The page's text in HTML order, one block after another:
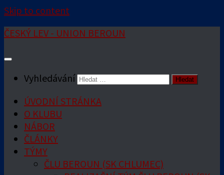
Skip to content
ČESKÝ LEV - UNION BEROUN
Vyhledávání
ÚVODNÍ STRÁNKA
O KLUBU
NÁBOR
ČLÁNKY
TÝMY
ČLU BEROUN (SK CHLUMEC)